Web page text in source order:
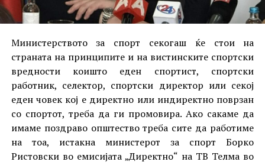
Министерството за спорт секогаш ќе стои на
страната на принципите и на вистинските спортски
вредности коишто еден спортист, спортски
работник, селектор, спортски директор или секој
еден човек кој е директно или индиректно поврзан
со спортот, треба да ги промовира. Ако сакаме да
имаме поздраво општество треба сите да работиме
на тоа, истакна министерот за спорт Борко
Ристовски во емисијата „Директно“ на ТВ Телма во